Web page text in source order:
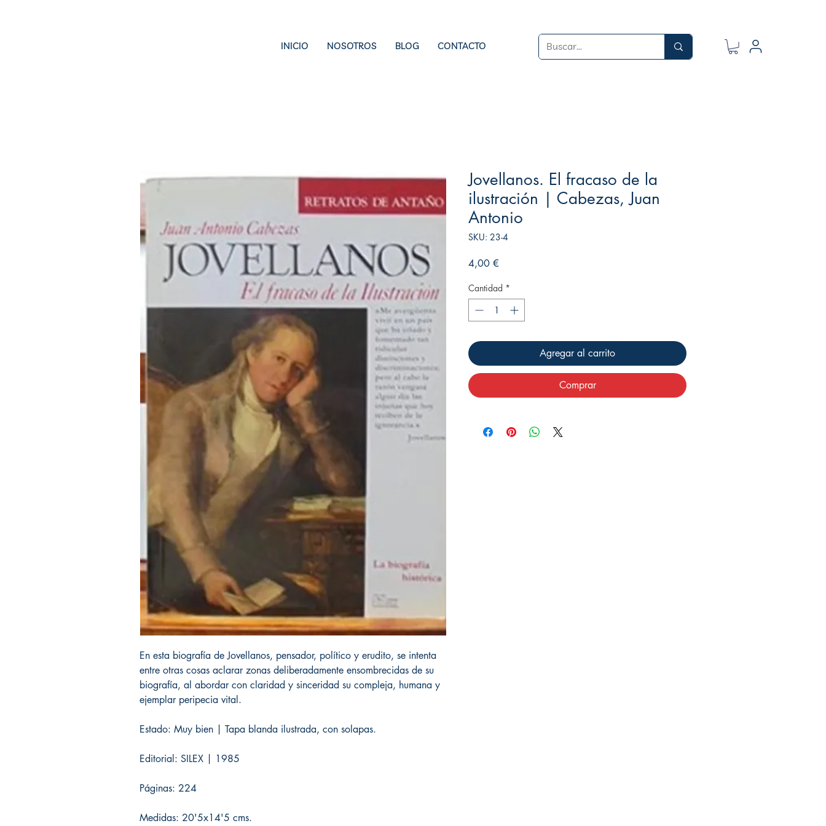
INICIO NOSOTROS BLOG CONTACTO
En esta biografía de Jovellanos, pensador, político y erudito, se intenta
entre otras cosas aclarar zonas deliberadamente ensombrecidas de su
biografía, al abordar con claridad y sinceridad su compleja, humana y
ejemplar peripecia vital.
Estado: Muy bien | Tapa blanda ilustrada, con solapas.
Editorial: SILEX | 1985
Páginas: 224
Medidas: 20'5x14'5 cms.
Jovellanos. El fracaso de la
ilustración | Cabezas, Juan
Antonio
SKU: 23-4
4,00 €
Cantidad *
Agregar al carrito
Comprar